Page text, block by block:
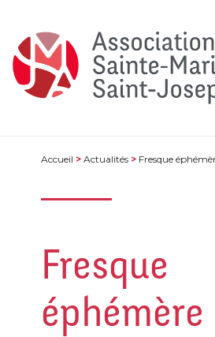
Accueil >Actualités > Fresque
Fresque